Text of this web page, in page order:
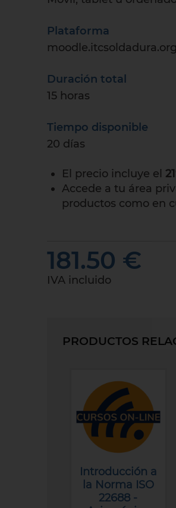
Plataforma
moodle.itcsoldadura.org
Duración total
15 horas
Tiempo disponible
20 días
El precio incluye el
Accede a tu área
productos como en
181.50 €
IVA incluido
PRODUCTOS
Introducción a
la Norma ISO
22688 -